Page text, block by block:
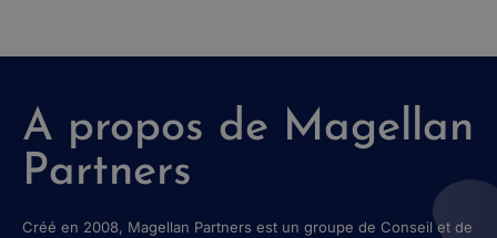
A propos de Magellan
Partners
Créé en 2008, Magellan Partners est un groupe de Conseil et de